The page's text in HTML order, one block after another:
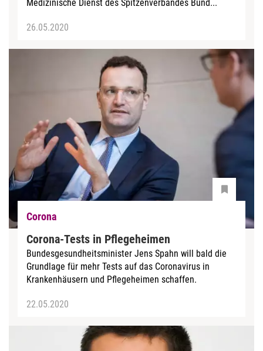
Medizinische Dienst des Spitzenverbandes Bund...
26.05.2020
Corona
Corona-Tests in Pflegeheimen
Bundesgesundheitsminister Jens Spahn will bald die
Grundlage für mehr Tests auf das Coronavirus in
Krankenhäusern und Pflegeheimen schaffen.
22.05.2020